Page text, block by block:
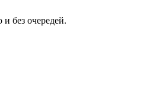
и без очередей.